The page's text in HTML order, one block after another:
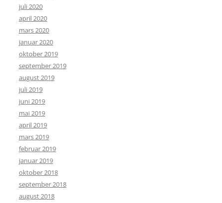
juli 2020
april 2020
mars 2020
januar 2020
oktober 2019
september 2019
august 2019
juli 2019
juni 2019
mai 2019
april 2019
mars 2019
februar 2019
januar 2019
oktober 2018
september 2018
august 2018